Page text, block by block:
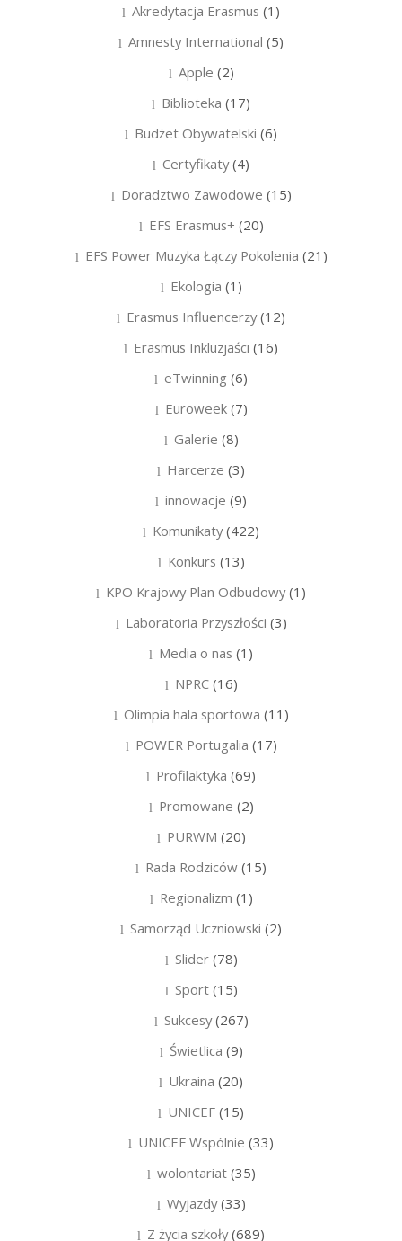
Akredytacja Erasmus (1)
Amnesty International (5)
Apple (2)
Biblioteka (17)
Budżet Obywatelski (6)
Certyfikaty(4)
Doradztwo Zawodowe (15)
EFS Erasmus+ (20)
EFS Power Muzyka Łączy Pokolenia (21)
Ekologia (1)
Erasmus Influencerzy(12)
Erasmus Inkluzjaści (16)
eTwinning (6)
Euroweek(7)
Galerie (8)
Harcerze (3)
innowacje (9)
Komunikaty(422)
Konkurs (13)
KPO Krajowy Plan Odbudowy(1)
Laboratoria Przyszłości (3)
Media o nas (1)
NPRC(16)
Olimpia hala sportowa (11)
POWER Portugalia (17)
Profilaktyka (69)
Promowane (2)
PURWM (20)
Rada Rodziców (15)
Regionalizm (1)
Samorząd Uczniowski (2)
Slider(78)
Sport(15)
Sukcesy(267)
Świetlica (9)
Ukraina (20)
UNICEF (15)
UNICEF Wspólnie (33)
wolontariat(35)
Wyjazdy(33)
Z życia szkoły(689)